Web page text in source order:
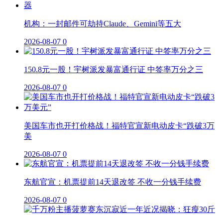
机构：一封邮件可劫持Claude、Gemini等五大
2026-08-07 0
150.8元一股！宇树派发暴富通行证 中签率万分之三
2026-08-07 0
美国车市也开打价格战！福特官宣新电动皮卡“跌破3万
美
2026-08-07 0
东航官宣：机票提前14天退改签 不收一分钱手续费
2026-08-07 0